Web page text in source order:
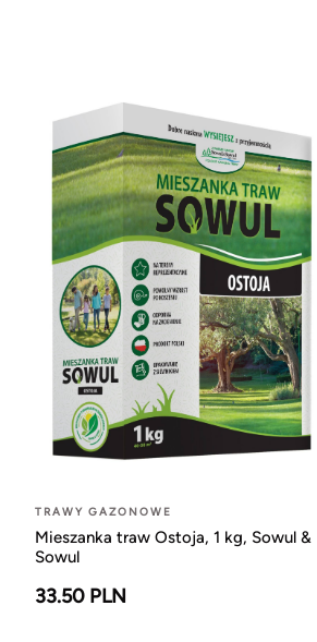
TRAWY GAZONOWE
Mieszanka traw Ostoja, 1 kg, Sowul &
Sowul
33.50 PLN